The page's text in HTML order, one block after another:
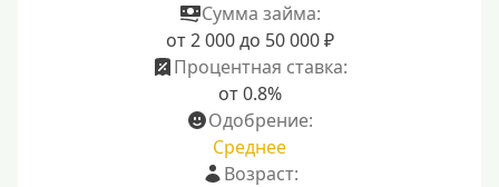
Сумма займа:
от 2 000 до 50 000 ₽
Процентная ставка:
от 0.8%
Одобрение:
Среднее
Возраст: